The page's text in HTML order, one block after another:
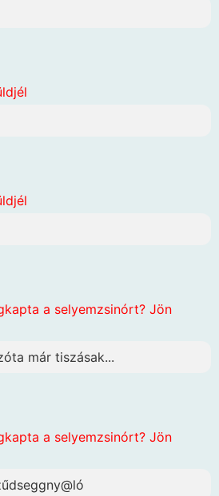
a selyemzsinórt? Jön
már tiszásak...
a selyemzsinórt? Jön